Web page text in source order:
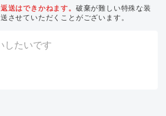
送はできかねます。 破棄が難しい特殊な装
させていただくことがございます。